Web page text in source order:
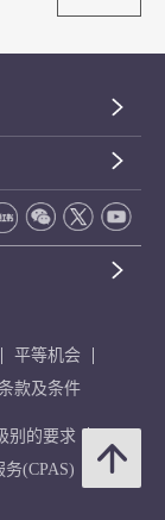
平等机会
款及条件
别的要求
务(CPAS)